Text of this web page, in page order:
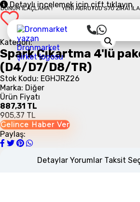
İLAÇLAMA ! YENI AGROTOD S70 ZIRAI
Sepet
Sepet Detayı
Detaylı incelemek için çift tıklayın
Kategori:
Spark Çıkartma 4'lü
(D4/D7/D8/TR)
Stok Kodu: EGHJRZ26
Marka: Diğer
Ürün Fiyatı
887,31 TL
905,37 TL
Gelince Haber Ver
Paylaş:
Detaylar Yorumlar Taksit